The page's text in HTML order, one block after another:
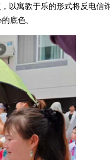
以寓教于乐的形式将反电信诈
底色。